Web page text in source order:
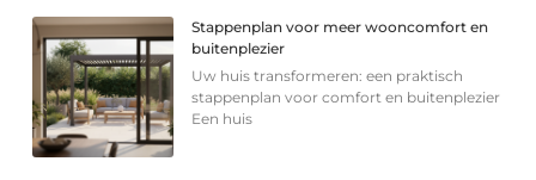
Stappenplan voor meer wooncomfort en
buitenplezier
Uw huis transformeren: een praktisch
stappenplan voor comfort en buitenplezier
Een huis